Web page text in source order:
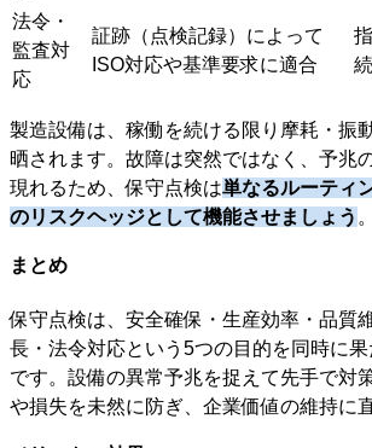
法令・
監査対
応
証跡（点検記録）によって
ISO対応や基準要求に適合
製造設備は、稼働を続ける限り摩耗・振
晒されます。故障は突然ではなく、予兆
現れるため、保守点検は単なるルーティ
のリスクヘッジとして機能させましょう 。
まとめ
保守点検は、安全確保・生産効率・品質
長・法令対応という5つの目的を同時に
です。設備の異常予兆を捉えて先手で対
や損失を未然に防ぎ、企業価値の維持に